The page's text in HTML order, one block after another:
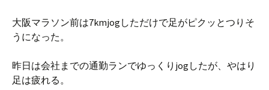
大阪マラソン前は7kmjogしただけで足がピクッとつりそ
うになった。
昨日は会社までの通勤ランでゆっくりjogしたが、やはり
足は疲れる。